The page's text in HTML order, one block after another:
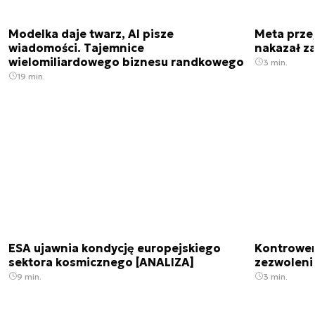
Modelka daje twarz, AI pisze
wiadomości. Tajemnice
wielomiliardowego biznesu randkowego
19 min.
Meta
nakazał
3 min.
ESA ujawnia kondycję europejskiego
sektora kosmicznego [ANALIZA]
9 min. 3 min.